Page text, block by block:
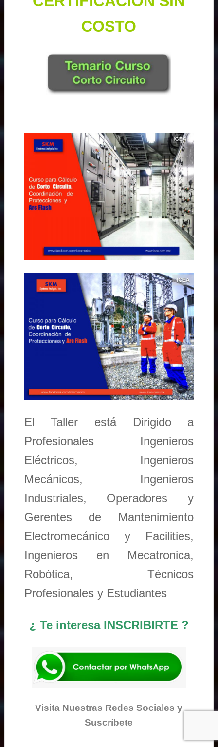
COSTO
El Taller está Dirigido a
Profesionales Ingenieros
Eléctricos, Ingenieros
Mecánicos, Ingenieros
Industriales, Operadores y
Gerentes de Mantenimiento
Electromecánico y Facilities,
Ingenieros en Mecatronica,
Robótica, Técnicos
Profesionales y Estudiantes
¿ Te interesa INSCRIBIRTE ?
Visita Nuestras Redes Sociales y
Suscríbete